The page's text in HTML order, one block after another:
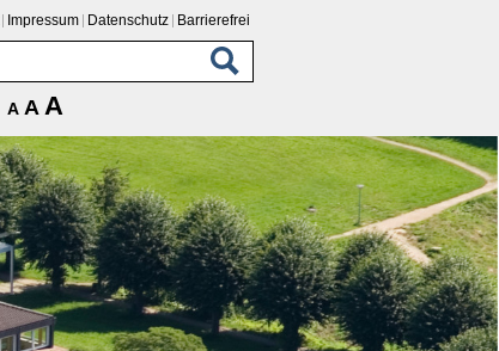
Impressum Datenschutz Barrierefrei
A A A